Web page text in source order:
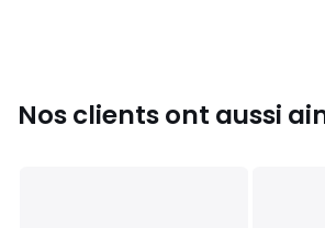
Nos clients ont aussi